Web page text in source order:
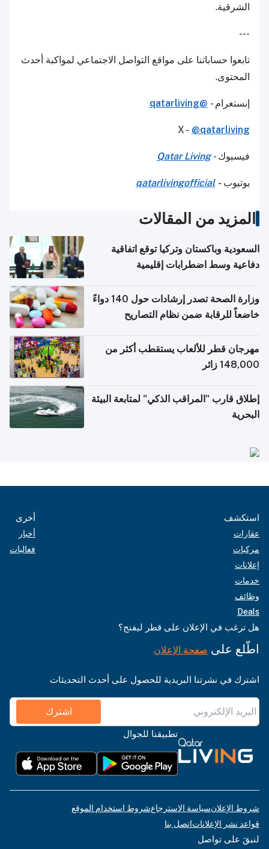
الشرقية.
---
تابعوا حساباتنا على مواقع التواصل الاجتماعي لمواكبة أحدث
المحتوى.
إنستغرام - @qatarliving
X - @qatarliving
فيسبوك -Qatar Living
يوتيوب-
qatarlivingofficial
المزيد من المقالات
السعودية وباكستان وتركيا توقع اتفاقية
دفاعية وسط اضطرابات إقليمية
وزارة الصحة تصدر إرشادات حول 140 دواءً
خاضعاً للرقابة ضمن نظام التصاريح
مهرجان قطر للألعاب يستقطب أكثر من
148,000 زائر
إطلاق قارب "المراقب الذكي" لمتابعة البيئة
البحرية
استكشف
عقارات
مركبات
إعلانات
خدمات
وظائف
Deals
أخرى
أخبار
فعاليات
هل ترغب في الإعلان على قطر ليفنج؟
اطّلع على صفحة الإعلان
اشترك في نشرتنا البريدية للحصول على أحدث التحديثات
اشترك
تطبيقنا للجوال
شروط الإعلانسياسة الاسترجاعشروط استخدام الموقع
قواعد نشر الإعلاناتاتصل بنا
لنبقَ على تواصل